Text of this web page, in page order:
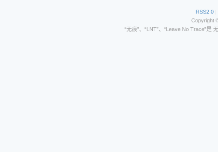
RSS2.0 |
Copyright
“无痕”、“LNT”、“Leave No Trace”是